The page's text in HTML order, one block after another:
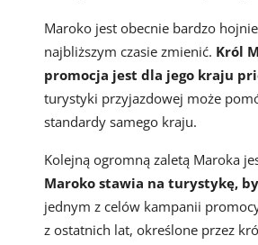
Maroko jest obecnie bardzo
najbliższym czasie zmienić. Król
promocja jest dla jego kraju
turystyki przyjazdowej może
standardy samego kraju.
Kolejną ogromną zaletą Maroka
Maroko stawia na turystykę,
jednym z celów kampanii
z ostatnich lat, określone przez